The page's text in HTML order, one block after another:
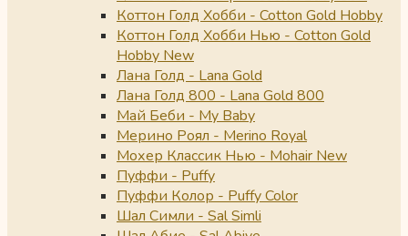
Коттон Голд Хобби - Cotton Gold Hobby
Коттон Голд Хобби Нью - Cotton Gold
Hobby New
Лана Голд - Lana Gold
Лана Голд 800 - Lana Gold 800
Май Беби - My Baby
Мерино Роял - Merino Royal
Мохер Классик Нью - Mohair New
Пуффи - Puffy
Пуффи Колор - Puffy Color
Шал Симли - Sal Simli